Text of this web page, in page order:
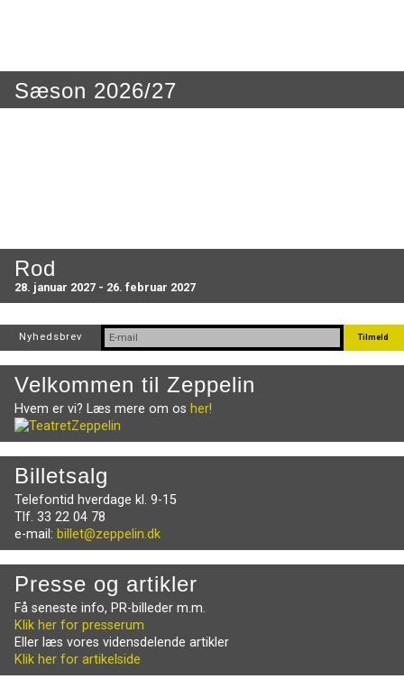
Sæson 2026/27
Rod
28. januar 2027 - 26. februar 2027
Nyhedsbrev
Velkommen til Zeppelin
Hvem er vi? Læs mere om os her!
Billetsalg
Telefontid hverdage kl. 9-15
Tlf. 33 22 04 78
e-mail: billet@zeppelin.dk
Presse og artikler
Få seneste info, PR-billeder m.m.
Klik her for presserum
Eller læs vores vidensdelende artikler
Klik her for artikelside